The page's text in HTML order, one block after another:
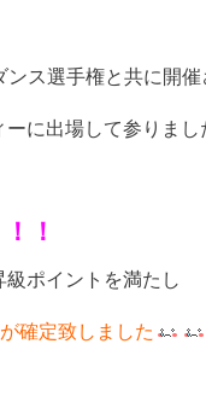
ンス選手権と共に開催
ーに出場して参りまし
！
ポイントを満たし
確定致しました